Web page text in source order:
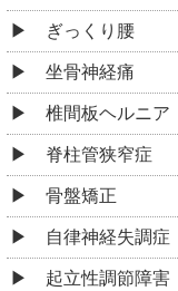
ぎっくり腰
坐骨神経痛
椎間板ヘルニア
脊柱管狭窄症
骨盤矯正
自律神経失調症
起立性調節障害